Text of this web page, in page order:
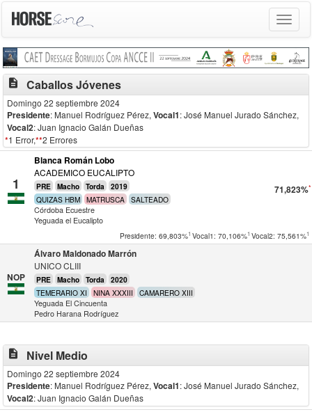
Toggle
description Caballos Jóvenes
Domingo 22 septiembre 2024
Presidente: Manuel Rodríguez Pérez, Vocal1: José Manuel Jurado Sánchez,
Vocal2: Juan Ignacio Galán Dueñas
*1 Error,**2 Errores
1
Blanca Román Lobo
ACADEMICO EUCALIPTO
PRE Macho Torda 2019
QUIZAS HBM MATRUSCA SALTEADO
Córdoba Ecuestre
Yeguada el Eucalipto
71,823%*
Presidente: 69,803%1 Vocal1: 70,106%1 Vocal2: 75,561%1
NOP
Álvaro Maldonado Marrón
UNICO CLIII
PRE Macho Torda 2020
TEMERARIO XI NINA XXXIII
CAMARERO XIII
Yeguada El Cincuenta
Pedro Harana Rodríguez
description Nivel Medio
Domingo 22 septiembre 2024
Presidente: Manuel Rodríguez Pérez, Vocal1: José Manuel Jurado Sánchez,
Vocal2: Juan Ignacio Galán Dueñas